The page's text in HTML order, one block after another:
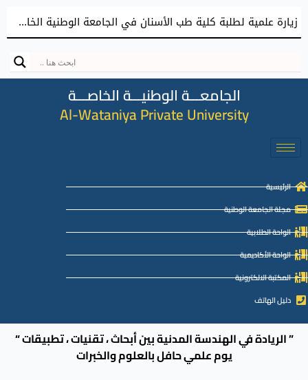
زيارة علمية لطلبة كلية طب الأسنان في الجامعة الوطنية الخاصة إلى كلية طب الأسنان بجامعة دمشق
الجامعـــة الوطنيـــة الخاصـــة
Al-Wataniya Private University
الرئيسية
مجلة الجامعة الوطنية
الواحة الطلابية
الواحة الأكاديمية
المكتبة الالكترونية
دليل الهاتف
” الريادة في الهندسة المدنية بين أبحاث ، تقنيات ، تطبيقات “
يوم علمي حافل بالعلوم والخبرات